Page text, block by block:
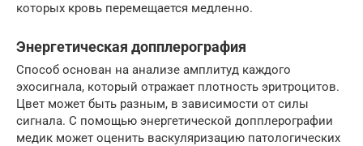
которых кровь перемещается медленно.
Энергетическая допплерография
Способ основан на анализе амплитуд каждого
эхосигнала, который отражает плотность эритроцитов.
Цвет может быть разным, в зависимости от силы
сигнала. С помощью энергетической допплерографии
медик может оценить васкуляризацию патологических